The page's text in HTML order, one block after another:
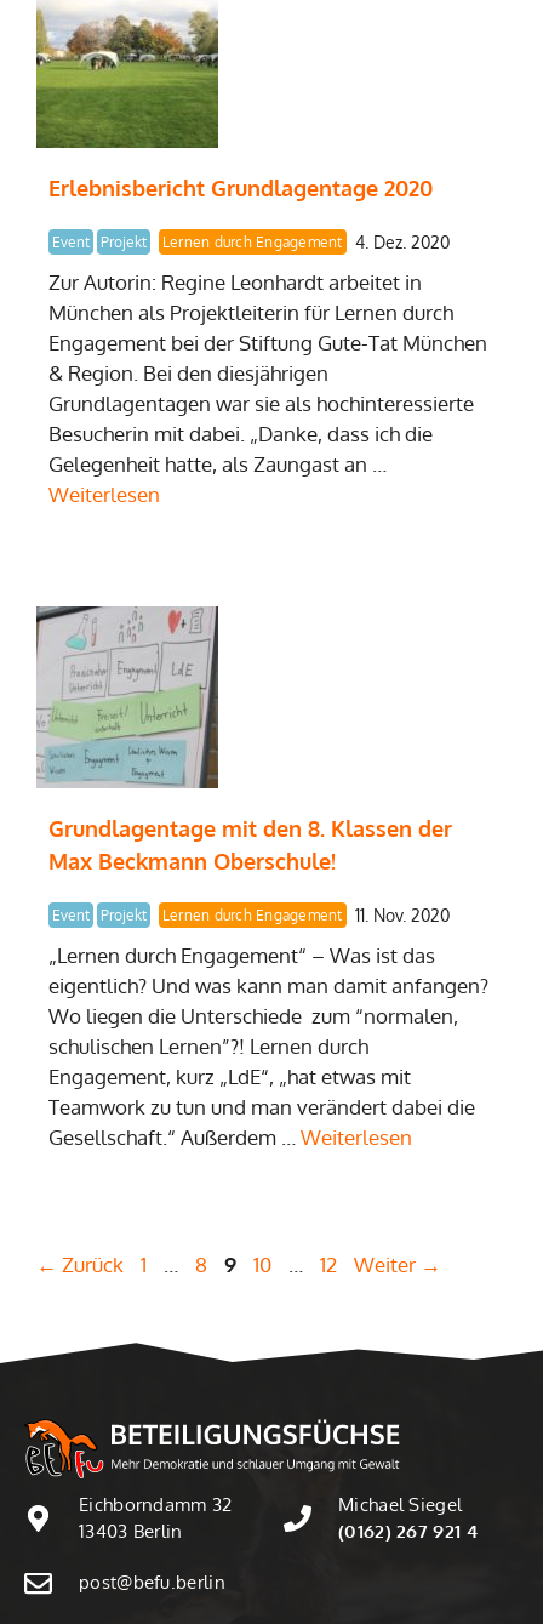
Erlebnisbericht Grundlagentage 2020
Event Projekt Lernen durch Engagement 4. Dez. 2020
Zur Autorin: Regine Leonhardt arbeitet in
München als Projektleiterin für Lernen durch
Engagement bei der Stiftung Gute-Tat München
& Region. Bei den diesjährigen
Grundlagentagen war sie als hochinteressierte
Besucherin mit dabei. „Danke, dass ich die
Gelegenheit hatte, als Zaungast an …
Weiterlesen
Grundlagentage mit den 8. Klassen der
Max Beckmann Oberschule!
Event Projekt Lernen durch Engagement 11. Nov. 2020
„Lernen durch Engagement“ – Was ist das
eigentlich? Und was kann man damit anfangen?
Wo liegen die Unterschiede zum “normalen,
schulischen Lernen”?! Lernen durch
Engagement, kurz „LdE“, „hat etwas mit
Teamwork zu tun und man verändert dabei die
Gesellschaft.“ Außerdem … Weiterlesen
← Zurück Seite
1 Seite
8 Seite
9 Seite
10 Seite
12 Weiter →
Eichborndamm 32
13403 Berlin
Michael Siegel
(0162) 267 921 4
post@befu.berlin